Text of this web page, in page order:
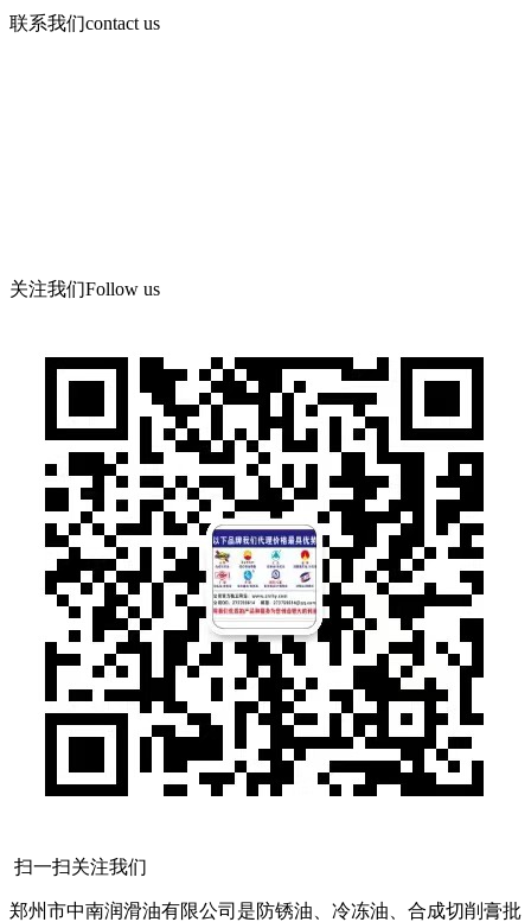
联系我们contact us
关注我们Follow us
扫一扫关注我们
郑州市中南润滑油有限公司是防锈油、冷冻油、合成切削膏批